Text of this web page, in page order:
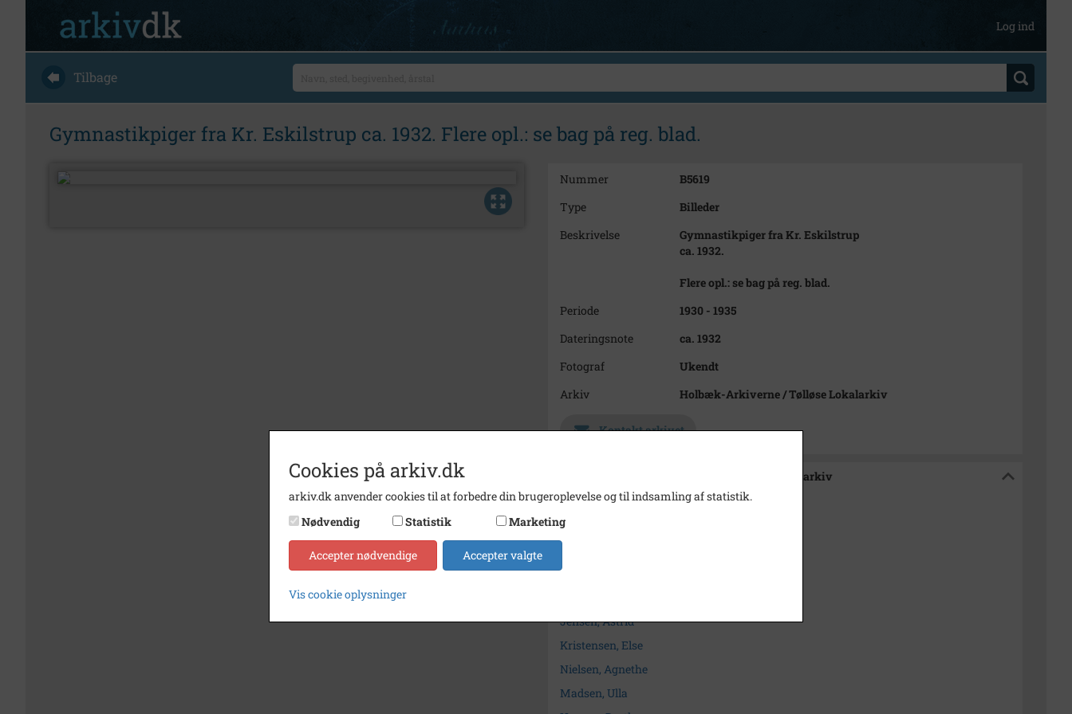
Log ind
Tilbage
Gymnastikpiger fra Kr. Eskilstrup ca. 1932. Flere opl.: se bag på reg. blad.
Nummer
B5619
Type
Billeder
Beskrivelse
Gymnastikpiger fra Kr. Eskilstrup
ca. 1932.
Flere opl.: se bag på reg. blad.
Periode
1930 - 1935
Dateringsnote
ca. 1932
Fotograf
Ukendt
Arkiv
Holbæk-Arkiverne / Tølløse Lokalarkiv
Kontakt arkivet
Søg videre i Holbæk-Arkiverne / Tølløse Lokalarkiv
Kristensen, Bodil
Jørgensen, Ruth
Olsen, Ellen
Jensen, Astrid
Kristensen, Else
Nielsen, Agnethe
Madsen, Ulla
Cookies på arkiv.dk
arkiv.dk anvender cookies til at forbedre din brugeroplevelse og til indsamling af statistik.
Nødvendig
Statistik Marketing
Accepter nødvendige Accepter valgte
Vis cookie oplysninger